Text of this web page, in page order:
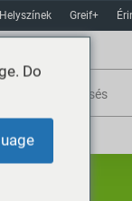
Helyszínek Greif+
Do